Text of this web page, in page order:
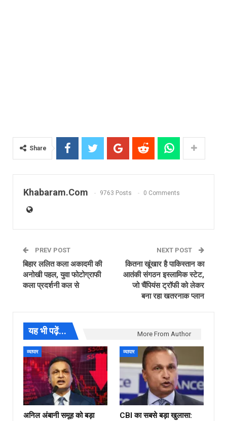
Share
Khabaram.Com 9763 Posts 0 Comments
PREV POST
बिहार ललित कला अकादमी की
अनोखी पहल, युवा फोटोग्राफी
कला प्रदर्शनी कल से
NEXT POST
कितना खूंखार है पाकिस्तान का
आतंकी संगठन इस्लामिक स्टेट,
जो चैंपियंस ट्रॉफी को लेकर
बना रहा खतरनाक प्लान
यह भी पढ़ें... More From Author
व्यापार
अनिल अंबानी समूह को बड़ा
व्यापार
CBI का सबसे बड़ा खुलासा: